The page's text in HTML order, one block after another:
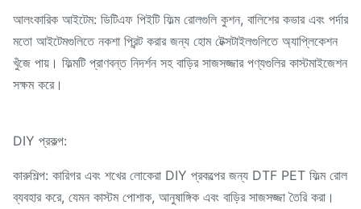
আলংকারিক আইটেম: ডিটিএফ পিইটি ফিল্ম রোলগুলি কুশন, বালিশের কভার এবং পর্দার
মতো আইটেমগুলিতে নকশা প্রিন্ট করার জন্য হোম টেক্সটাইলগুলিতে অ্যাপ্লিকেশন
খুঁজে পায়। ফিল্মটি প্রাণবন্ত নিদর্শন সহ বাড়ির সাজসজ্জার পণ্যগুলির কাস্টমাইজেশন
সক্ষম করে।
DIY প্রকল্প:
কারুশিল্প: কারিগর এবং শখের লোকেরা DIY প্রকল্পের জন্য DTF PET ফিল্ম রোল
ব্যবহার করে, যেমন কাস্টম পোশাক, আনুষাঙ্গিক এবং বাড়ির সাজসজ্জা তৈরি করা।